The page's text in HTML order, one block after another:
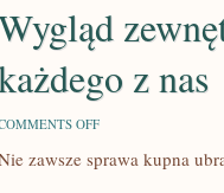
z nas
OFFON
ZEWNĘTRZNY
zawsze sprawa kupna